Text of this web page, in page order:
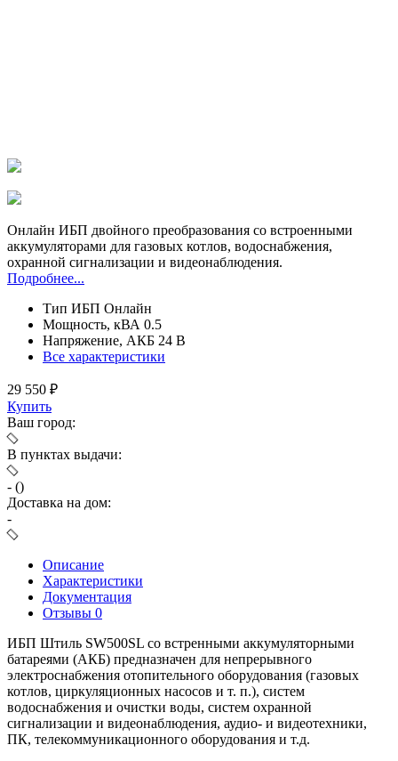
Онлайн ИБП двойного преобразования со встроенными
аккумуляторами для газовых котлов, водоснабжения,
охранной сигнализации и видеонаблюдения.
Подробнее...
Тип ИБП Онлайн
Мощность, кВА 0.5
Напряжение, АКБ 24 В
Все характеристики
29 550 ₽
Купить
Ваш город:
В пунктах выдачи:
- ()
Доставка на дом:
-
Описание
Характеристики
Документация
Отзывы 0
ИБП Штиль SW500SL со встренными аккумуляторными
батареями (АКБ) предназначен для непрерывного
электроснабжения отопительного оборудования (газовых
котлов, циркуляционных насосов и т. п.), систем
водоснабжения и очистки воды, систем охранной
сигнализации и видеонаблюдения, аудио- и видеотехники,
ПК, телекоммуникационного оборудования и т.д.